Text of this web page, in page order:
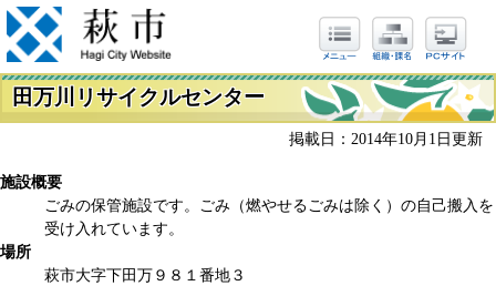
田万川リサイクルセンター
掲載日：2014年10月1日更新
施設概要
ごみの保管施設です。ごみ（燃やせるごみは除く）の自己搬入を
受け入れています。
場所
萩市大字下田万９８１番地３